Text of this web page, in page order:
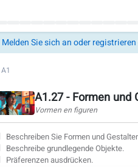
Melden Sie sich an oder
A1
A1.27 - Formen und
Vormen en figuren
Beschreiben Sie Formen und
Beschreibe grundlegende Objekte.
Präferenzen ausdrücken.